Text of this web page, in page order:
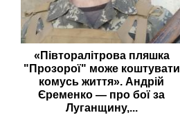
«Півторалітрова пляшка
"Прозорої" може коштувати
комусь життя». Андрій
Єременко — про бої за
Луганщину,...